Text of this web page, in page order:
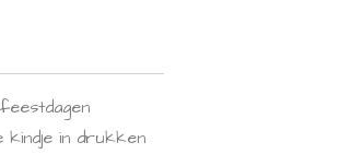
kindje in drukken